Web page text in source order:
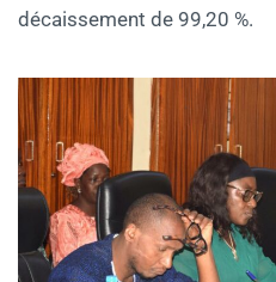
décaissement de 99,20 %.